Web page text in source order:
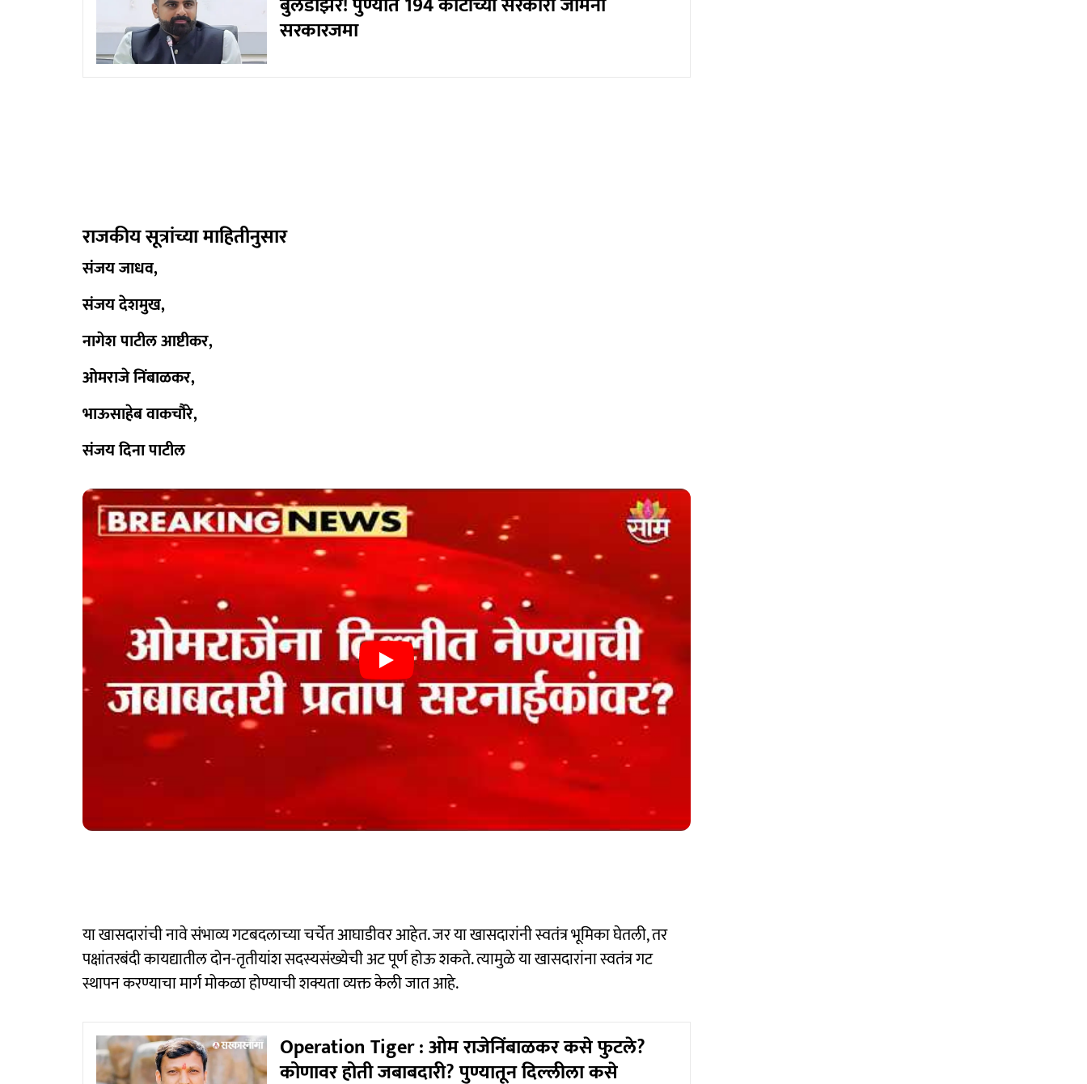
सरकारजमा
राजकीय सूत्रांच्या माहितीनुसार
संजय जाधव,
संजय देशमुख,
नागेश पाटील आष्टीकर,
ओमराजे निंबाळकर,
भाऊसाहेब वाकचौरे,
संजय दिना पाटील
या खासदारांची नावे संभाव्य गटबदलाच्या चर्चेत आघाडीवर आहेत. जर या खासदारांनी स्वतंत्र भूमिका घेतली, तर
पक्षांतरबंदी कायद्यातील दोन-तृतीयांश सदस्यसंख्येची अट पूर्ण होऊ शकते. त्यामुळे या खासदारांना स्वतंत्र गट
स्थापन करण्याचा मार्ग मोकळा होण्याची शक्यता व्यक्त केली जात आहे.
Operation Tiger : ओम राजेनिंबाळकर कसे फुटले?
कोणावर होती जबाबदारी? पुण्यातून दिल्लीला कसे